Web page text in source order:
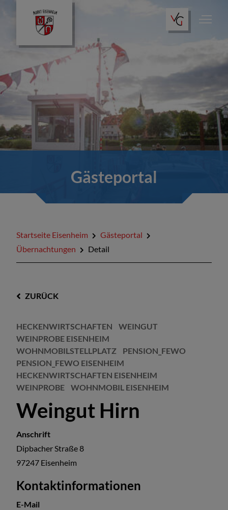
Gästeportal
Startseite Eisenheim
Gästeportal
Übernachtungen
Detail
ZURÜCK
HECKENWIRTSCHAFTEN
WEINGUT
WEINPROBE EISENHEIM
WOHNMOBILSTELLPLATZ
PENSION_FEWO
PENSION_FEWO EISENHEIM
HECKENWIRTSCHAFTEN EISENHEIM
WEINPROBE
WOHNMOBIL EISENHEIM
Weingut Hirn
Anschrift
Dipbacher Straße 8
97247 Eisenheim
Kontaktinformationen
E-Mail